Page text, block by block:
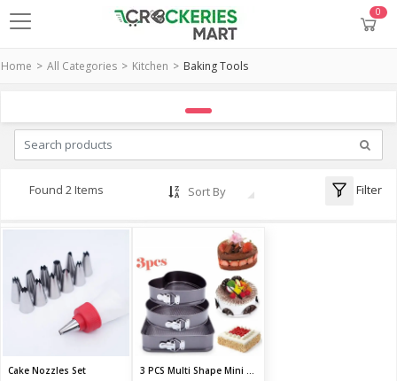
0
Home All Categories Kitchen Baking Tools
Found 2 Items Sort By Filter
Cake Nozzles Set 3 PCS Multi Shape Mini Cake Mould